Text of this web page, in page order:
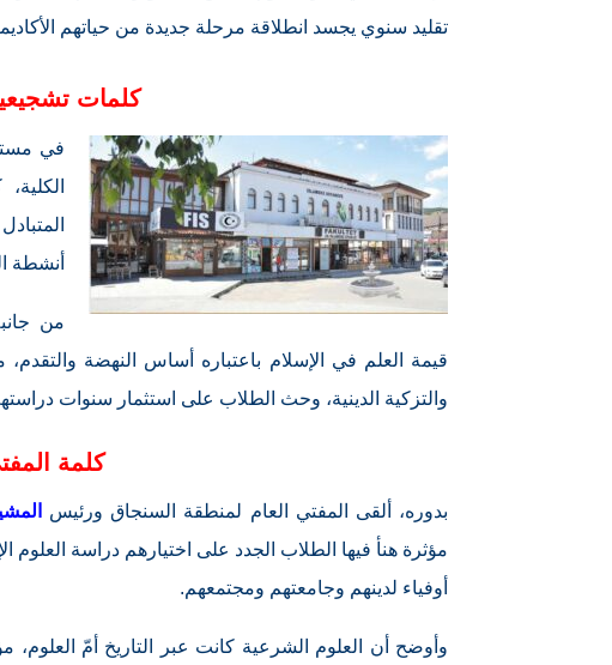
تقليد سنوي يجسد انطلاقة مرحلة جديدة من حياتهم
كلمات
في
أنشطة
من
قيمة العلم في الإسلام باعتباره أساس النهضة
والتزكية الدينية، وحث الطلاب على استثمار سنوات
كلمة
بدوره، ألقى المفتي العام لمنطقة السنجاق ورئيس
مؤثرة هنأ فيها الطلاب الجدد على اختيارهم دراسة العلوم
أوفياء لدينهم وجامعتهم ومجتمعهم.
وأوضح أن العلوم الشرعية كانت عبر التاريخ أمّ